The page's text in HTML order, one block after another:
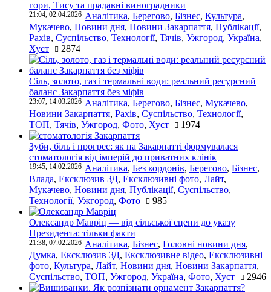
гори, Тису та прадавні виноградники
21:04, 02.04.2026 Аналітика, Берегово, Бізнес, Культура,
Мукачево, Новини дня, Новини Закарпаття, Публікації,
Рахів, Суспільство, Технології, Тячів, Ужгород, Україна,
Хуст
2874
Сіль, золото, газ і термальні води: реальний ресурсний
баланс Закарпаття без міфів
23:07, 14.03.2026 Аналітика, Берегово, Бізнес, Мукачево,
Новини Закарпаття, Рахів, Суспільство, Технології,
ТОП, Тячів, Ужгород, Фото, Хуст 1974
Зуби, біль і прогрес: як на Закарпатті формувалася
стоматологія від імперій до приватних клінік
19:45, 14.02.2026 Аналітика, Без кордонів, Берегово, Бізнес,
Влада, Ексклюзив ЗД, Ексклюзивні фото, Лайт,
Мукачево, Новини дня, Публікації, Суспільство,
Технології, Ужгород, Фото 985
Олександр Мавріц — від сільської сцени до указу
Президента: тільки факти
21:38, 07.02.2026 Аналітика, Бізнес, Головні новини дня,
Думка, Ексклюзив ЗД, Ексклюзивне відео, Ексклюзивні
фото, Культура, Лайт, Новини дня, Новини Закарпаття,
Суспільство, ТОП, Ужгород, Україна, Фото, Хуст 2946